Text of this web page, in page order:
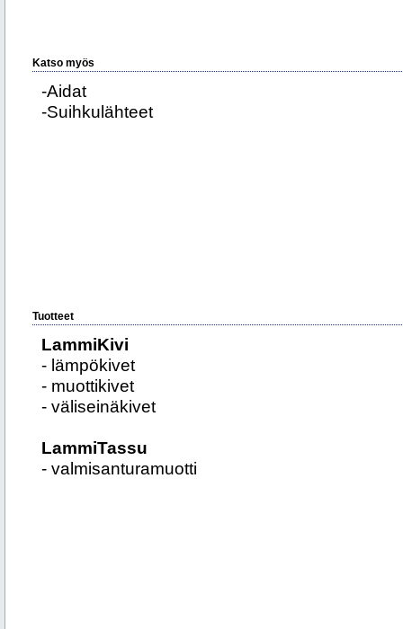
Katso myös
-Aidat
-Suihkulähteet
Tuotteet
LammiKivi
- lämpökivet
- muottikivet
- väliseinäkivet
LammiTassu
- valmisanturamuotti